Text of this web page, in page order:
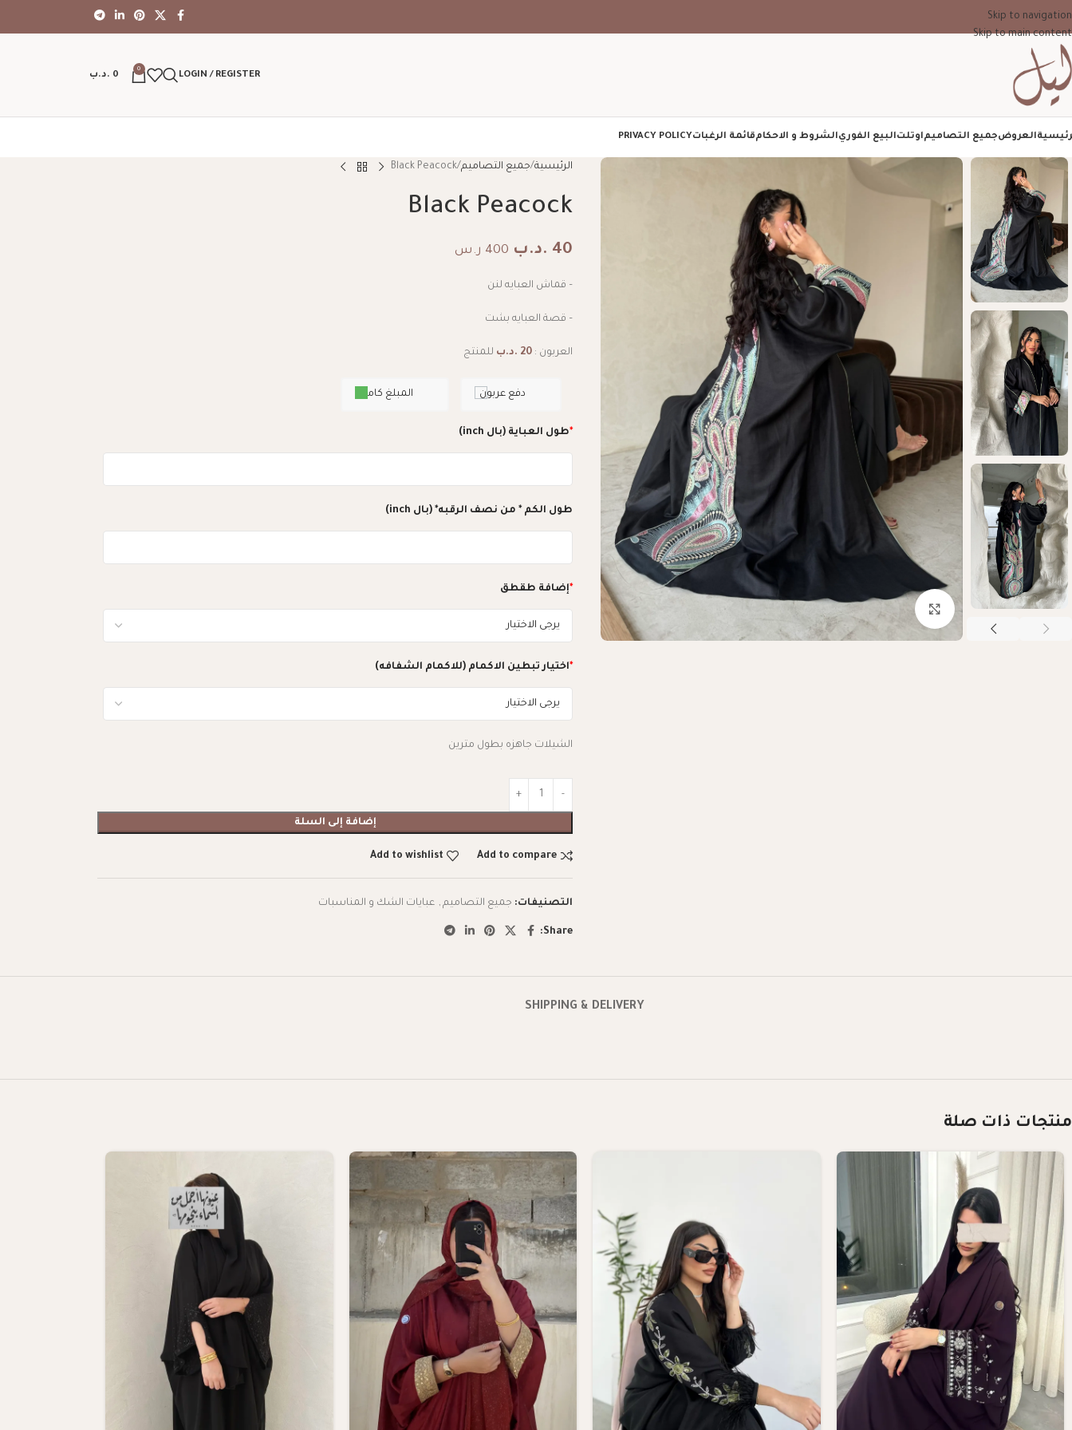
Skip to navigation
Skip to main content
LOGIN / REGISTER
0
0 .د.ب
العروضجميع التصاميماوتلتالبيع الفوريالشروط و الاحكامقائمة الرغباتPRIVACY POLICY
Click to enlarge
الرئيسية جميع التصاميم Black Peacock
Black Peacock
40 .د.ب 400 ر.س
– قماش العبايه لنن
– قصة العبايه بشت
العربون : 20 .د.ب للمنتج
المبلغ كامل دفع عربون
*طول العباية (بال inch)
طول الكم * من نصف الرقبه* (بال inch)
*إضافة طقطق
*اختيار تبطين الاكمام (للاكمام الشفافه)
الشيلات جاهزه بطول مترين
إضافة إلى السلة
Add to compare
Add to wishlist
التصنيفات: جميع التصاميم , عبايات الشك و المناسبات
Share:
SHIPPING & DELIVERY
منتجات ذات صلة